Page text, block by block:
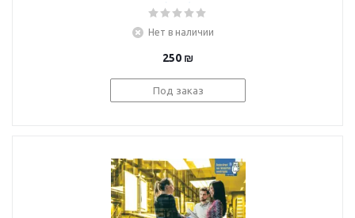
(+CD)
Нет в наличии
250 ₪
Под заказ